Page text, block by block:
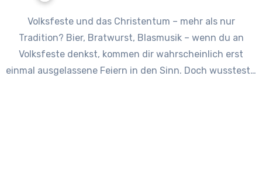
Volksfeste und das Christentum – mehr als nur
Tradition? Bier, Bratwurst, Blasmusik – wenn du an
Volksfeste denkst, kommen dir wahrscheinlich erst
einmal ausgelassene Feiern in den Sinn. Doch wusstest…